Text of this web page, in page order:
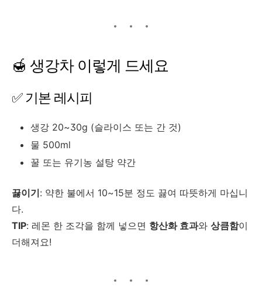
🍯 생강차 이렇게 드세요
✅ 기본 레시피
생강 20~30g (슬라이스 또는 간 것)
물 500ml
꿀 또는 유기농 설탕 약간
끓이기: 약한 불에서 10~15분 정도 끓여 따뜻하게 마십니
다.
TIP: 레몬 한 조각을 함께 넣으면 항산화 효과와 상큼함이
더해져요!